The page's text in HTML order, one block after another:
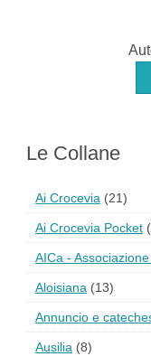
Le Collane
Ai Crocevia (21)
Ai Crocevia Pocket
AICa -
Aloisiana (13)
Annuncio e
Ausilia (8)